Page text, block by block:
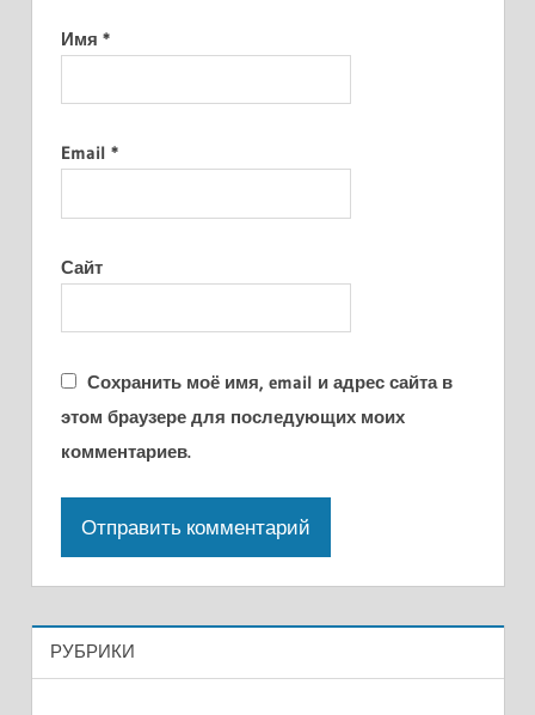
Имя *
Email *
Сайт
Сохранить моё имя, email и адрес сайта в
этом браузере для последующих моих
комментариев.
РУБРИКИ